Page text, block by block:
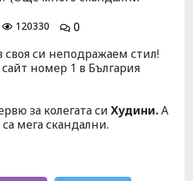
120330
0
своя си неподражаем стил!
номер 1 в България
за колегата сиХудини.А
мега скандални.